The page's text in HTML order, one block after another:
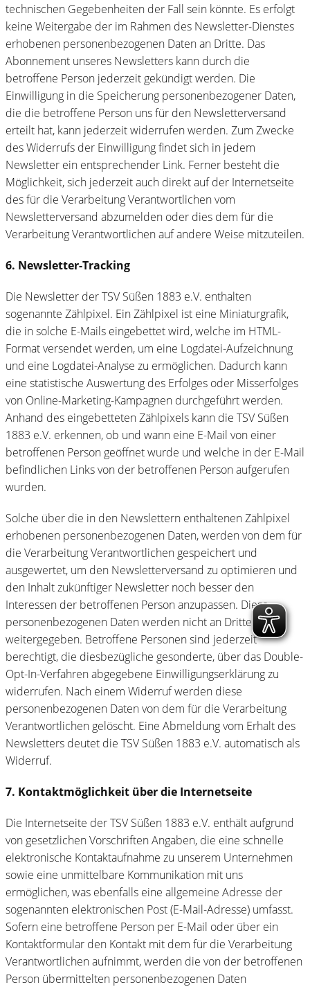
technischen Gegebenheiten der Fall sein könnte. Es erfolgt
keine Weitergabe der im Rahmen des Newsletter-Dienstes
erhobenen personenbezogenen Daten an Dritte. Das
Abonnement unseres Newsletters kann durch die
betroffene Person jederzeit gekündigt werden. Die
Einwilligung in die Speicherung personenbezogener Daten,
die die betroffene Person uns für den Newsletterversand
erteilt hat, kann jederzeit widerrufen werden. Zum Zwecke
des Widerrufs der Einwilligung findet sich in jedem
Newsletter ein entsprechender Link. Ferner besteht die
Möglichkeit, sich jederzeit auch direkt auf der Internetseite
des für die Verarbeitung Verantwortlichen vom
Newsletterversand abzumelden oder dies dem für die
Verarbeitung Verantwortlichen auf andere Weise mitzuteilen.
6. Newsletter-Tracking
Die Newsletter der TSV Süßen 1883 e.V. enthalten
sogenannte Zählpixel. Ein Zählpixel ist eine Miniaturgrafik,
die in solche E-Mails eingebettet wird, welche im HTML-
Format versendet werden, um eine Logdatei-Aufzeichnung
und eine Logdatei-Analyse zu ermöglichen. Dadurch kann
eine statistische Auswertung des Erfolges oder Misserfolges
von Online-Marketing-Kampagnen durchgeführt werden.
Anhand des eingebetteten Zählpixels kann die TSV Süßen
1883 e.V. erkennen, ob und wann eine E-Mail von einer
betroffenen Person geöffnet wurde und welche in der E-Mail
befindlichen Links von der betroffenen Person aufgerufen
wurden.
Solche über die in den Newslettern enthaltenen Zählpixel
erhobenen personenbezogenen Daten, werden von dem für
die Verarbeitung Verantwortlichen gespeichert und
ausgewertet, um den Newsletterversand zu optimieren und
den Inhalt zukünftiger Newsletter noch besser den
Interessen der betroffenen Person anzupassen. Diese
personenbezogenen Daten werden nicht an Dritte
weitergegeben. Betroffene Personen sind jederzeit
berechtigt, die diesbezügliche gesonderte, über das Double-
Opt-In-Verfahren abgegebene Einwilligungserklärung zu
widerrufen. Nach einem Widerruf werden diese
personenbezogenen Daten von dem für die Verarbeitung
Verantwortlichen gelöscht. Eine Abmeldung vom Erhalt des
Newsletters deutet die TSV Süßen 1883 e.V. automatisch als
Widerruf.
7. Kontaktmöglichkeit über die Internetseite
Die Internetseite der TSV Süßen 1883 e.V. enthält aufgrund
von gesetzlichen Vorschriften Angaben, die eine schnelle
elektronische Kontaktaufnahme zu unserem Unternehmen
sowie eine unmittelbare Kommunikation mit uns
ermöglichen, was ebenfalls eine allgemeine Adresse der
sogenannten elektronischen Post (E-Mail-Adresse) umfasst.
Sofern eine betroffene Person per E-Mail oder über ein
Kontaktformular den Kontakt mit dem für die Verarbeitung
Verantwortlichen aufnimmt, werden die von der betroffenen
Person übermittelten personenbezogenen Daten